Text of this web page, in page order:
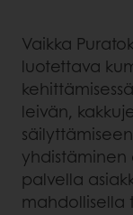
Vaikka
luotettava
leivän,
palvella
mahdollisella